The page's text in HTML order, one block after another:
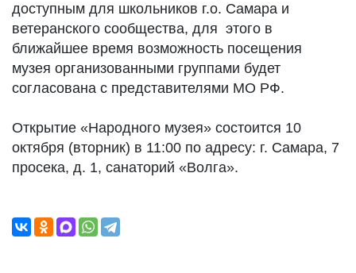
доступным для школьников г.о. Самара и
ветеранского сообщества, для этого в
ближайшее время возможность посещения
музея организованными группами будет
согласована с представителями МО РФ.
Открытие «Народного музея» состоится 10
октября (вторник) в 11:00 по адресу: г. Самара, 7
просека, д. 1, санаторий «Волга».